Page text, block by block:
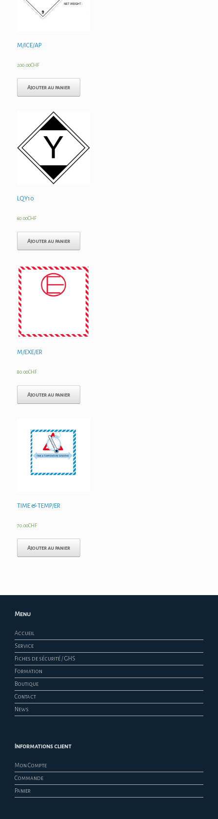
M/ICE/AP
200.00CHF
Ajouter au panier
LQY10
60.00CHF
Ajouter au panier
M/EXE/ER
80.00CHF
Ajouter au panier
TIME & TEMP/ER
70.00CHF
Ajouter au panier
Menu
Accueil
Service
Fiches de sécurité / GHS
Formation
Boutique
Contact
News
Informations client
Mon Compte
Commande
Panier